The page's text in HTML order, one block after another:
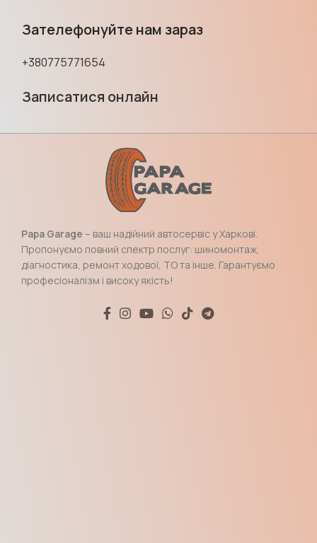
Зателефонуйте нам зараз
+380775771654
Записатися онлайн
Papa Garage – ваш надійний автосервіс у Харкові.
Пропонуємо повний спектр послуг: шиномонтаж,
діагностика, ремонт ходової, ТО та інше. Гарантуємо
професіоналізм і високу якість!